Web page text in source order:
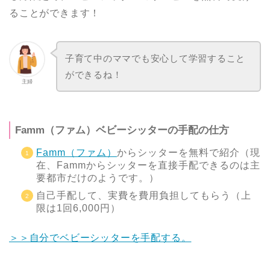
ることができます！
主婦
子育て中のママでも安心して学習すること
ができるね！
Famm（ファム）ベビーシッターの手配の仕方
Famm（ファム） からシッターを無料で紹介（現
在、Fammからシッターを直接手配できるのは主
要都市だけのようです。）
自己手配して、実費を費用負担してもらう（上
限は1回6,000円）
＞＞自分でベビーシッターを手配する。